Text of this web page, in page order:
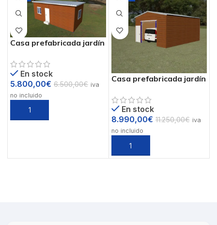
Casa prefabricada jardín
En stock
5.800,00€ 6.500,00€ iva
no incluido
Casa prefabricada jardín
En stock
8.990,00€ 11.250,00€ iva
no incluido